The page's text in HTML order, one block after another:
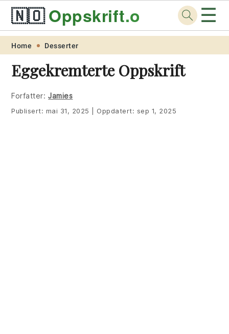
Skip
primary
navigation
Skip
main
content
Skip
primary
sidebar
Skip
footer
🇳🇴Oppskrift.org ☰
Home Desserter
Eggekremterte Oppskrift
Forfatter: Jamies
Publisert: mai 31, 2025 Oppdatert: sep 1, 2025